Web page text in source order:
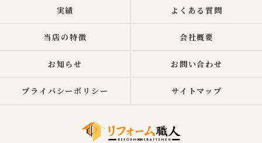
実績 よくある質問
当店の特徴 会社概要
お知らせ お問い合わせ
プライバシーポリシー サイトマップ